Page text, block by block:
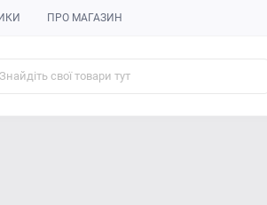
ПРО МАГАЗИН